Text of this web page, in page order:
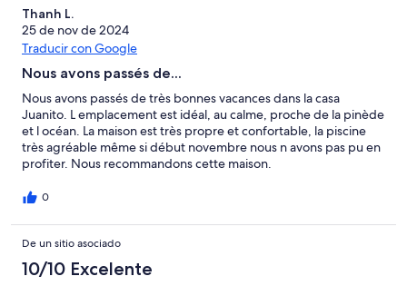
Thanh L.
25 de nov de 2024
Traducir con Google
Nous avons passés de...
Nous avons passés de très bonnes vacances dans la casa
Juanito. L emplacement est idéal, au calme, proche de la pinède
et l océan. La maison est très propre et confortable, la piscine
très agréable même si début novembre nous n avons pas pu en
profiter. Nous recommandons cette maison.
0
De un sitio asociado
10/10 Excelente